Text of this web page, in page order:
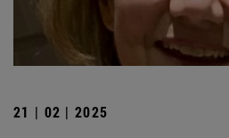
21 | 02 | 2025